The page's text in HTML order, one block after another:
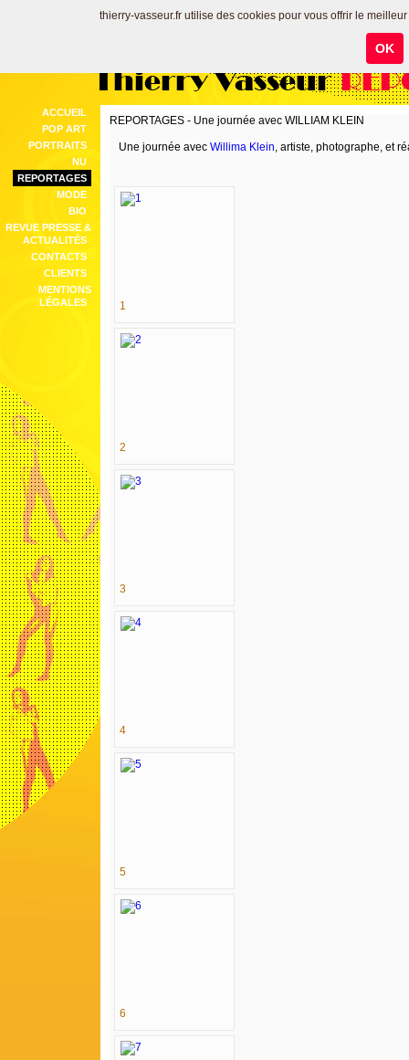
Thierry Vasseur
ACCUEIL
POP ART
PORTRAITS
NU
REPORTAGES
MODE
BIO
REVUE PRESSE &
ACTUALITÉS
CONTACTS
CLIENTS
MENTIONS
LÉGALES
REPORTAGES - Une journée avec WILLIAM KLEIN
Une journée avec Willima Klein, artiste, photographe, et
1
2
3
4
5
6
thierry-vasseur.fr utilise des cookies pour vous offrir le
OK